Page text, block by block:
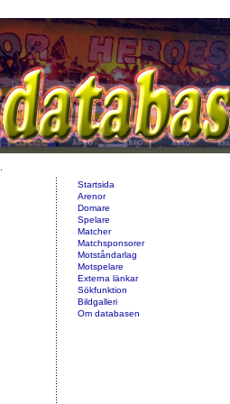
Startsida
Arenor
Domare
Spelare
Matcher
Matchsponsorer
Motståndarlag
Motspelare
Externa länkar
Sökfunktion
Bildgalleri
Om databasen